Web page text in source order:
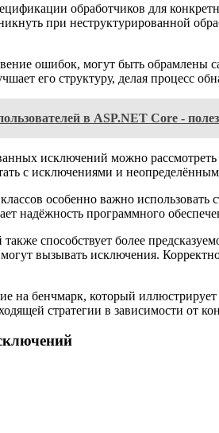
обработчиков для
при неструктурированной
ошибок, могут быть обрамлены
его структуру, делая процесс
в ASP.NET Core -
исключений можно
с исключениями и
особенно важно
надёжность программного
способствует более
могут вызывать исключения.
на бенчмарк, который
стратегии в зависимости от